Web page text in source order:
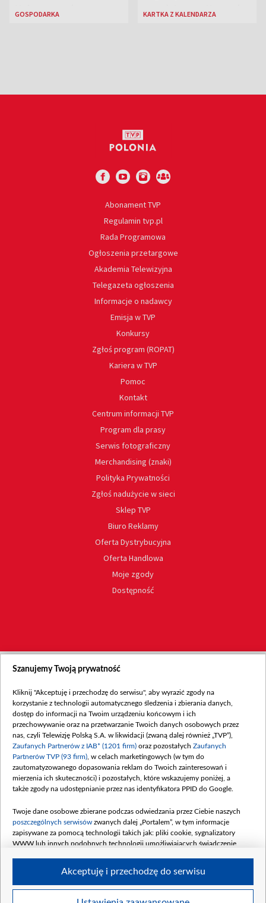
Najnowsze dane
GOSPODARKA
zmarł Janusz Korczak
KARTKA Z KALENDARZA
Abonament TVP
Regulamin tvp.pl
Rada Programowa
Ogłoszenia przetargowe
Akademia Telewizyjna
Telegazeta ogłoszenia
Informacje o nadawcy
Emisja w TVP
Konkursy
Zgłoś program (ROPAT)
Kariera w TVP
Pomoc
Kontakt
Centrum informacji TVP
Program dla prasy
Serwis fotograficzny
Merchandising (znaki)
Polityka Prywatności
Zgłoś nadużycie w sieci
Sklep TVP
Biuro Reklamy
Oferta Dystrybucyjna
Oferta Handlowa
Moje zgody
Dostępność
Szanujemy Twoją prywatność
Kliknij "Akceptuję i przechodzę do serwisu", aby wyrazić zgody na
korzystanie z technologii automatycznego śledzenia i zbierania danych,
dostęp do informacji na Twoim urządzeniu końcowym i ich
przechowywanie oraz na przetwarzanie Twoich danych osobowych przez
nas, czyli Telewizję Polską S.A. w likwidacji (zwaną dalej również „TVP”),
Zaufanych Partnerów z IAB* (1201 firm) oraz pozostałych Zaufanych
Partnerów TVP (93 firm) , w celach marketingowych (w tym do
zautomatyzowanego dopasowania reklam do Twoich zainteresowań i
mierzenia ich skuteczności) i pozostałych, które wskazujemy poniżej, a
także zgody na udostępnianie przez nas identyfikatora PPID do Google.
Twoje dane osobowe zbierane podczas odwiedzania przez Ciebie naszych
poszczególnych serwisów zwanych dalej „Portalem”, w tym informacje
zapisywane za pomocą technologii takich jak: pliki cookie, sygnalizatory
WWW lub innych podobnych technologii umożliwiających świadczenie
Twoje dane osobowe zbierane podczas odwiedzania przez Ciebie
Akceptuję i przechodzę do serwisu